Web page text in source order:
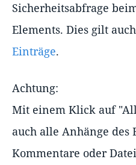
Sicherheitsabfrage
Elements. Dies gilt
Einträge.
Achtung:
Mit einem Klick auf
auch alle Anhänge des
Kommentare oder